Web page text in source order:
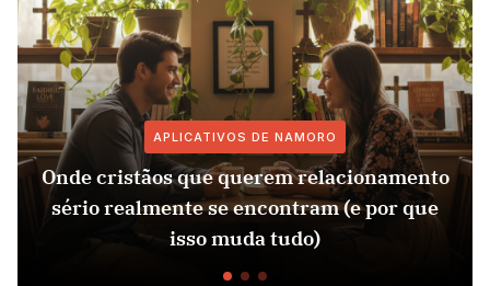
APLICATIVOS DE NAMORO
Onde cristãos que querem relacionamento
sério realmente se encontram (e por que
isso muda tudo)